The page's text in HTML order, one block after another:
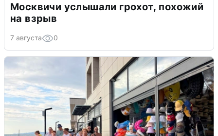
Москвичи услышали грохот, похожий
на взрыв
7 августа 0